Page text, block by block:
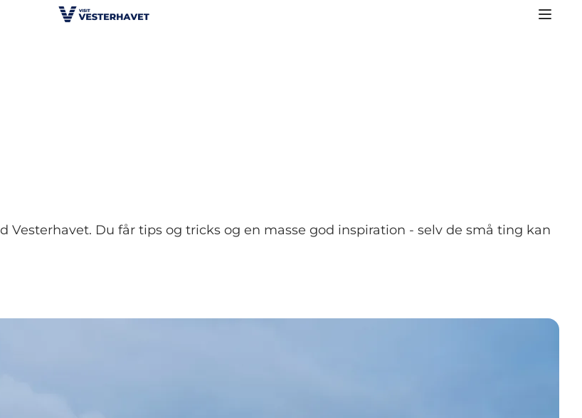
Du får tips og tricks og en masse god inspiration - selv de små ting kan